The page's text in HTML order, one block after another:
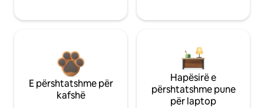
E përshtatshme për
kafshë
Hapësirë e
përshtatshme pune
për laptop